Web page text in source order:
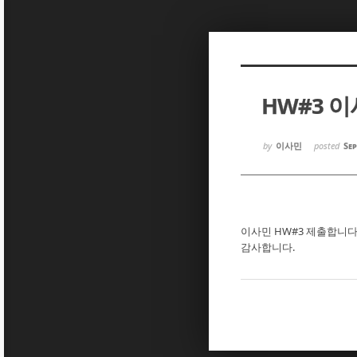
HW#3 이
by 이사민 posted
이사민 HW#3 제출합니
감사합니다.
Sketchbook5, 스케치북5
Sketchbook5, 스케치북5
Sketchbook5, 스케치북5
Sketchbook5, 스케치북5